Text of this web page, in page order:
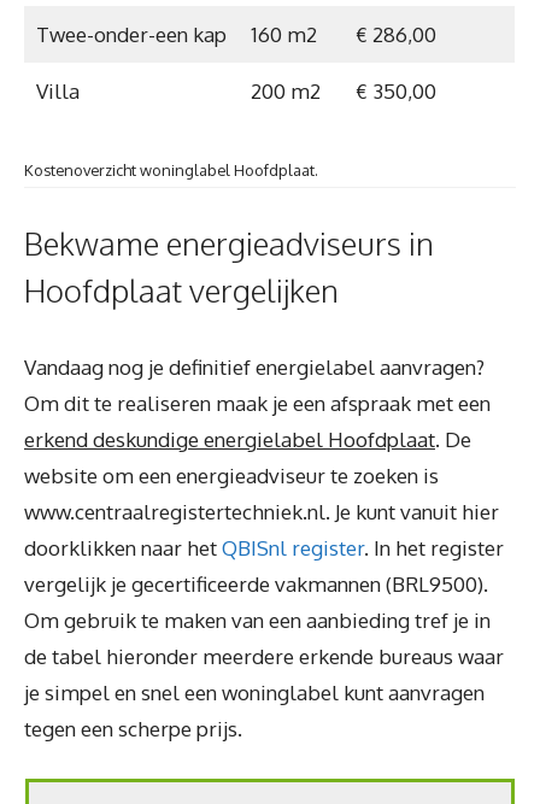
Twee-onder-een kap 160 m2 € 286,00
Villa 200 m2 € 350,00
Kostenoverzicht woninglabel Hoofdplaat.
Bekwame energieadviseurs in
Hoofdplaat vergelijken
Vandaag nog je definitief energielabel aanvragen?
Om dit te realiseren maak je een afspraak met een
erkend deskundige energielabel Hoofdplaat. De
website om een energieadviseur te zoeken is
www.centraalregistertechniek.nl. Je kunt vanuit hier
doorklikken naar hetQBISnl register. In het register
vergelijk je gecertificeerde vakmannen (BRL9500).
Om gebruik te maken van een aanbieding tref je in
de tabel hieronder meerdere erkende bureaus waar
je simpel en snel een woninglabel kunt aanvragen
tegen een scherpe prijs.